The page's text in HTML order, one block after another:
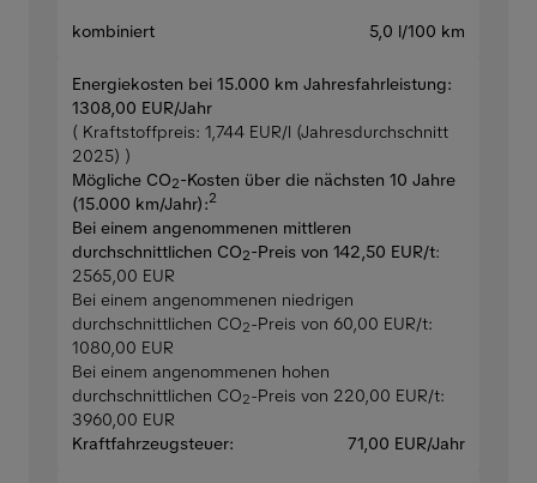
kombiniert
5,0 l/100 km
Energiekosten bei 15.000 km Jahresfahrleistung:
1308,00 EUR/Jahr
( Kraftstoffpreis: 1,744 EUR/l (Jahresdurchschnitt
2025) )
Mögliche CO2-Kosten über die nächsten 10 Jahre
(15.000 km/Jahr):2
Bei einem angenommenen mittleren
durchschnittlichen CO2-Preis von 142,50 EUR/t:
2565,00 EUR
Bei einem angenommenen niedrigen
durchschnittlichen CO2-Preis von 60,00 EUR/t:
1080,00 EUR
Bei einem angenommenen hohen
durchschnittlichen CO2-Preis von 220,00 EUR/t:
3960,00 EUR
Kraftfahrzeugsteuer:
71,00 EUR/Jahr